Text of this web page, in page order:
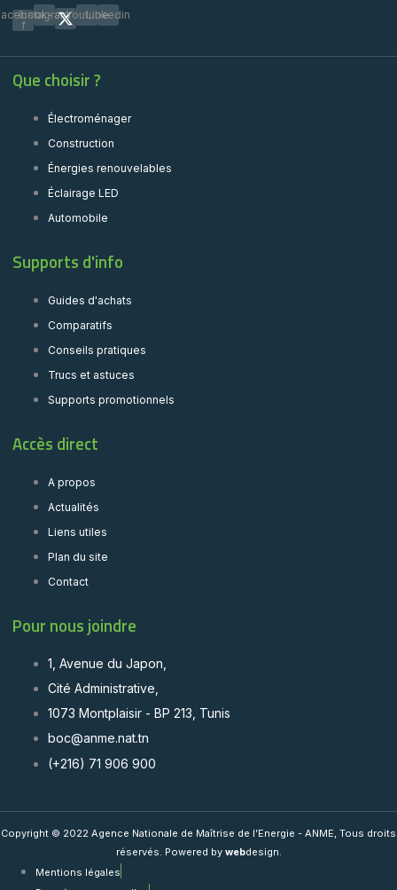
f
InstagramYoutubeLinkedin
Que choisir ?
Électroménager
Construction
Énergies renouvelables
Éclairage LED
Automobile
Supports d'info
Guides d'achats
Comparatifs
Conseils pratiques
Trucs et astuces
Supports promotionnels
Accès direct
A propos
Actualités
Liens utiles
Plan du site
Contact
Pour nous joindre
1, Avenue du Japon,
Cité Administrative,
1073 Montplaisir - BP 213, Tunis
boc@anme.nat.tn
(+216) 71 906 900
Copyright © 2022 Agence Nationale de Maîtrise de l’Energie - ANME, Tous droits
réservés. Powered by webdesign.
Mentions légales